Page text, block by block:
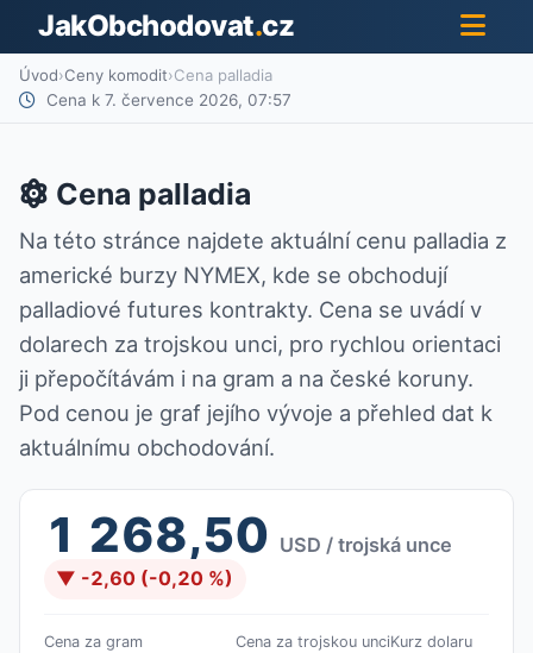
JakObchodovat.cz
Úvod›Ceny komodit›Cena palladia
Cena k 7. července 2026, 07:57
Cena palladia
Na této stránce najdete aktuální cenu palladia z
americké burzy NYMEX, kde se obchodují
palladiové futures kontrakty. Cena se uvádí v
dolarech za trojskou unci, pro rychlou orientaci
ji přepočítávám i na gram a na české koruny.
Pod cenou je graf jejího vývoje a přehled dat k
aktuálnímu obchodování.
1 268,50 USD / trojská unce
▼ -2,60 (-0,20 %)
Cena za gram Cena za trojskou unciKurz dolaru